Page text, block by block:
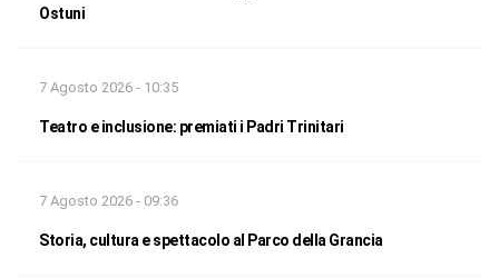
Ostuni
7 Agosto 2026 - 10:35
Teatro e inclusione: premiati i Padri Trinitari
7 Agosto 2026 - 09:36
Storia, cultura e spettacolo al Parco della Grancia